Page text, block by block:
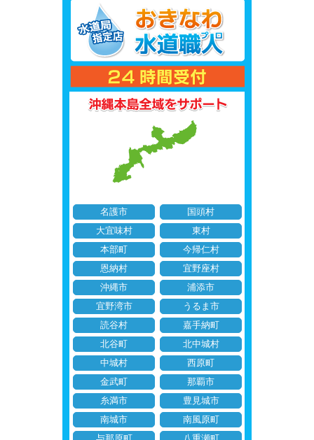
名護市
国頭村
大宜味村
東村
本部町
今帰仁村
恩納村
宜野座村
沖縄市
浦添市
宜野湾市
うるま市
読谷村
嘉手納町
北谷町
北中城村
中城村
西原町
金武町
那覇市
糸満市
豊見城市
南城市
南風原町